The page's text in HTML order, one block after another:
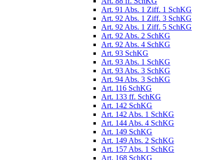
Art. 91 Abs. 1 Ziff. 1 SchKG
Art. 92 Abs. 1 Ziff. 3 SchKG
Art. 92 Abs. 1 Ziff. 5 SchKG
Art. 92 Abs. 2 SchKG
Art. 92 Abs. 4 SchKG
Art. 93 SchKG
Art. 93 Abs. 1 SchKG
Art. 93 Abs. 3 SchKG
Art. 94 Abs. 3 SchKG
Art. 116 SchKG
Art. 133 ff. SchKG
Art. 142 SchKG
Art. 142 Abs. 1 SchKG
Art. 144 Abs. 4 SchKG
Art. 149 SchKG
Art. 149 Abs. 2 SchKG
Art. 157 Abs. 1 SchKG
Art. 168 SchKG